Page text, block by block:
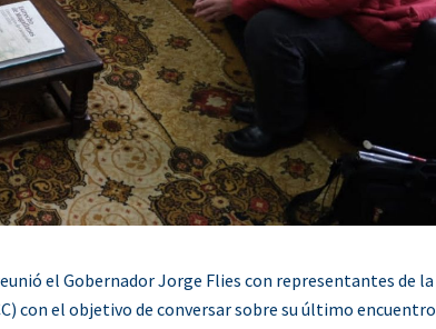
el Gobernador Jorge Flies con representantes de la
con el objetivo de conversar sobre su último encuentro